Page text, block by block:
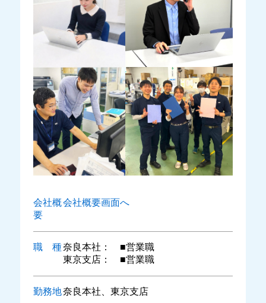
会社概
要
会社概要画面へ
職 種奈良本社： ■営業職
東京支店： ■営業職
勤務地奈良本社、東京支店